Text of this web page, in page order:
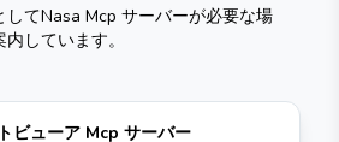
してNasa Mcp サーバーが必要な場
しています。
ビューア Mcp サーバー